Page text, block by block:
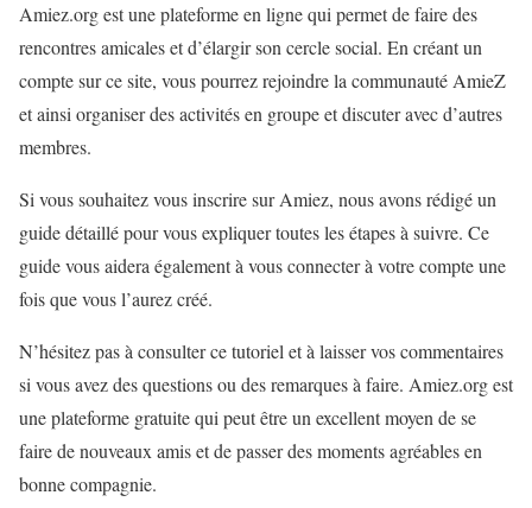
Amiez.org est une plateforme en ligne qui permet de faire des
rencontres amicales et d’élargir son cercle social. En créant un
compte sur ce site, vous pourrez rejoindre la communauté AmieZ
et ainsi organiser des activités en groupe et discuter avec d’autres
membres.
Si vous souhaitez vous inscrire sur Amiez, nous avons rédigé un
guide détaillé pour vous expliquer toutes les étapes à suivre. Ce
guide vous aidera également à vous connecter à votre compte une
fois que vous l’aurez créé.
N’hésitez pas à consulter ce tutoriel et à laisser vos commentaires
si vous avez des questions ou des remarques à faire. Amiez.org est
une plateforme gratuite qui peut être un excellent moyen de se
faire de nouveaux amis et de passer des moments agréables en
bonne compagnie.